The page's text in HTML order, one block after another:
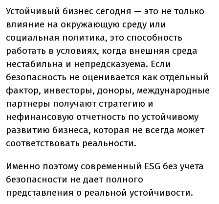
Устойчивый бизнес сегодня — это не только
влияние на окружающую среду или
социальная политика, это способность
работать в условиях, когда внешняя среда
нестабильна и непредсказуема. Если
безопасность не оценивается как отдельный
фактор, инвесторы, доноры, международные
партнеры получают стратегию и
нефинансовую отчетность по устойчивому
развитию бизнеса, которая не всегда может
соответствовать реальности.
Именно поэтому современный ESG без учета
безопасности не дает полного
представления о реальной устойчивости.